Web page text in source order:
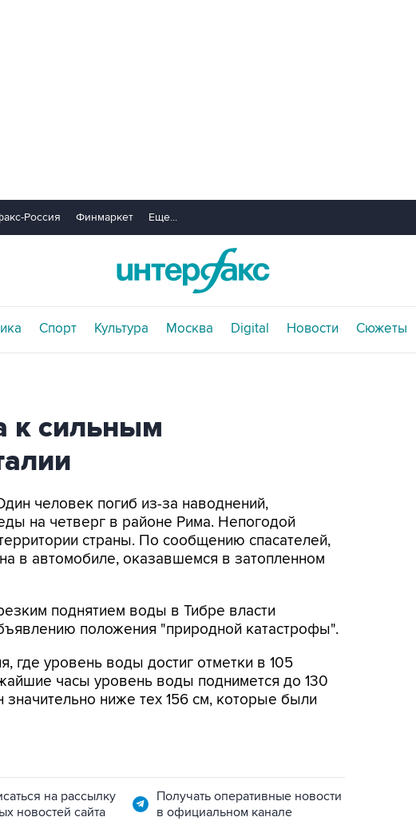
Россия Финмаркет Еще...
Спорт Культура Москва Digital Новости Сюжеты
к сильным
человек погиб из-за наводнений,
на четверг в районе Рима. Непогодой
страны. По сообщению спасателей,
в автомобиле, оказавшемся в затопленном
поднятием воды в Тибре власти
положения "природной катастрофы".
где уровень воды достиг отметки в 105
часы уровень воды поднимется до 130
ниже тех 156 см, которые были
на рассылку
новостей сайта
Получать оперативные новости
в официальном канале